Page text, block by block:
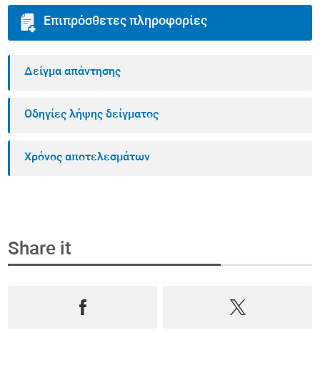
Επιπρόσθετες πληροφορίες
Δείγμα απάντησης
Οδηγίες λήψης δείγματος
Χρόνος αποτελεσμάτων
Share it